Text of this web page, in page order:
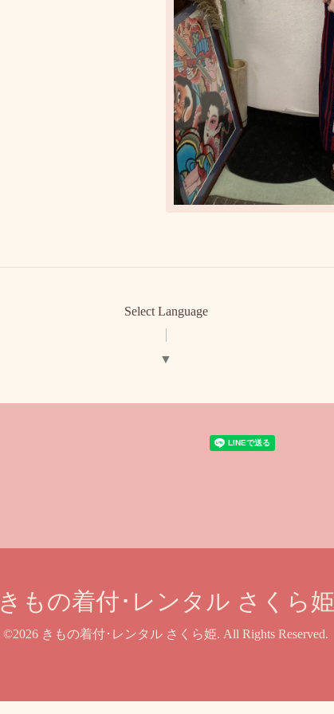
Select Language
▼
きもの着付･レンタル さくら姫
©2026 きもの着付･レンタル さくら姫. All Rights Reserved.